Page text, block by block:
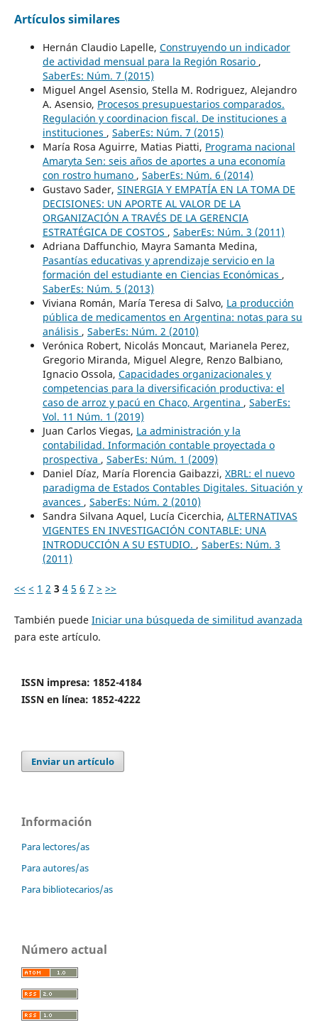
Artículos similares
Hernán Claudio Lapelle, Construyendo un indicador
de actividad mensual para la Región Rosario ,
SaberEs: Núm. 7 (2015)
Miguel Angel Asensio, Stella M. Rodriguez, Alejandro
A. Asensio, Procesos presupuestarios comparados.
Regulación y coordinacion fiscal. De instituciones a
instituciones , SaberEs: Núm. 7 (2015)
María Rosa Aguirre, Matias Piatti, Programa nacional
Amaryta Sen: seis años de aportes a una economía
con rostro humano , SaberEs: Núm. 6 (2014)
Gustavo Sader, SINERGIA Y EMPATÍA EN LA TOMA DE
DECISIONES: UN APORTE AL VALOR DE LA
ORGANIZACIÓN A TRAVÉS DE LA GERENCIA
ESTRATÉGICA DE COSTOS , SaberEs: Núm. 3 (2011)
Adriana Daffunchio, Mayra Samanta Medina,
Pasantías educativas y aprendizaje servicio en la
formación del estudiante en Ciencias Económicas ,
SaberEs: Núm. 5 (2013)
Viviana Román, María Teresa di Salvo, La producción
pública de medicamentos en Argentina: notas para su
análisis , SaberEs: Núm. 2 (2010)
Verónica Robert, Nicolás Moncaut, Marianela Perez,
Gregorio Miranda, Miguel Alegre, Renzo Balbiano,
Ignacio Ossola, Capacidades organizacionales y
competencias para la diversificación productiva: el
caso de arroz y pacú en Chaco, Argentina , SaberEs:
Vol. 11 Núm. 1 (2019)
Juan Carlos Viegas, La administración y la
contabilidad. Información contable proyectada o
prospectiva , SaberEs: Núm. 1 (2009)
Daniel Díaz, María Florencia Gaibazzi, XBRL: el nuevo
paradigma de Estados Contables Digitales. Situación y
avances , SaberEs: Núm. 2 (2010)
Sandra Silvana Aquel, Lucía Cicerchia, ALTERNATIVAS
VIGENTES EN INVESTIGACIÓN CONTABLE: UNA
INTRODUCCIÓN A SU ESTUDIO. , SaberEs: Núm. 3
(2011)
<< < 1 2 3 4 5 6 7 > >>
También puede Iniciar una búsqueda de similitud avanzada
para este artículo.
ISSN impresa: 1852-4184
ISSN en línea: 1852-4222
Enviar un artículo
Información
Para lectores/as
Para autores/as
Para bibliotecarios/as
Número actual